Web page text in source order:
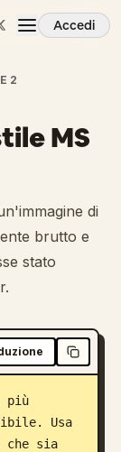
Accedi
2
MS
di
brutto e
stato
più
Usa
che sia